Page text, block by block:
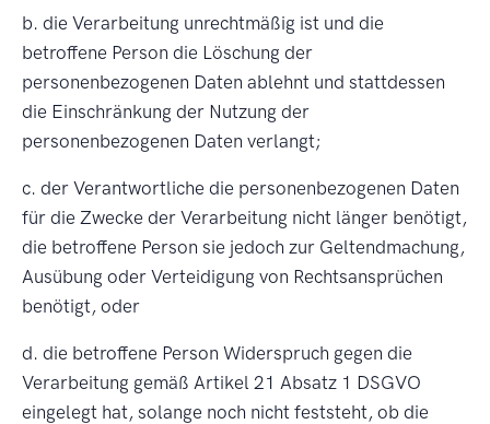
b. die Verarbeitung unrechtmäßig ist und die
betroffene Person die Löschung der
personenbezogenen Daten ablehnt und stattdessen
die Einschränkung der Nutzung der
personenbezogenen Daten verlangt;
c. der Verantwortliche die personenbezogenen Daten
für die Zwecke der Verarbeitung nicht länger benötigt,
die betroffene Person sie jedoch zur Geltendmachung,
Ausübung oder Verteidigung von Rechtsansprüchen
benötigt, oder
d. die betroffene Person Widerspruch gegen die
Verarbeitung gemäß Artikel 21 Absatz 1 DSGVO
eingelegt hat, solange noch nicht feststeht, ob die